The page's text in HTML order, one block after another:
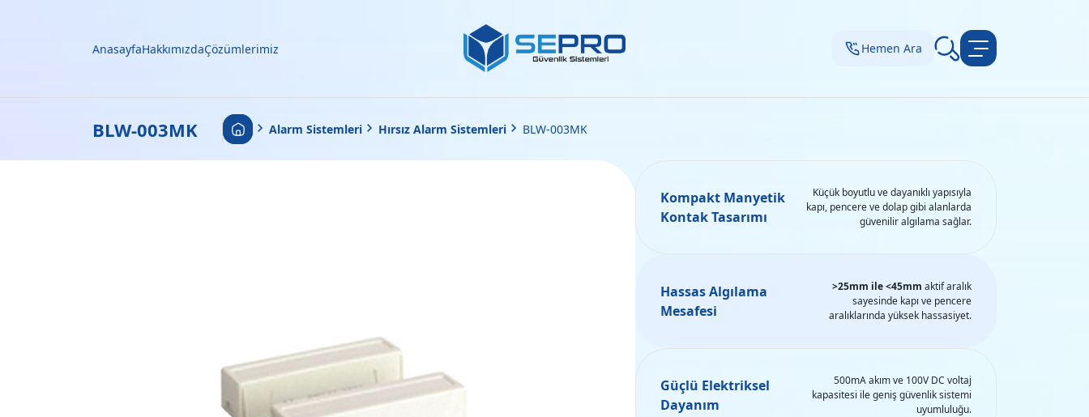
AnasayfaHakkımızdaÇözümlerimiz Hemen Ara
BLW-003MK AnasayfaAlarm Sistemleri Hırsız Alarm Sistemleri BLW-003MK
Kompakt Manyetik
Kontak Tasarımı
Küçük boyutlu ve dayanıklı yapısıyla
kapı, pencere ve dolap gibi alanlarda
güvenilir algılama sağlar.
Hassas Algılama
Mesafesi
>25mm ile <45mm aktif aralık
sayesinde kapı ve pencere
aralıklarında yüksek hassasiyet.
Güçlü Elektriksel
Dayanım
500mA akım ve 100V DC voltaj
kapasitesi ile geniş güvenlik sistemi
uyumluluğu.